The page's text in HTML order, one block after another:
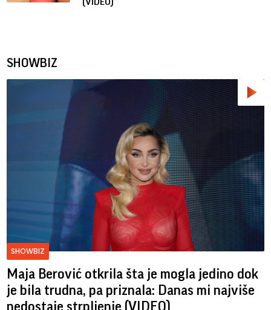
SHOWBIZ
SHOWBIZ
Maja Berović otkrila šta je mogla jedino dok
je bila trudna, pa priznala: Danas mi najviše
nedostaje strpljenje (VIDEO)